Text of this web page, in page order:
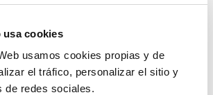
usa cookies
usamos cookies propias y de
el tráfico, personalizar el sitio y
de redes sociales.
TECNALIA dispose ainsi d’un
familles de brevets (783 brevets) et
, qui génèrent 207 postes de travail